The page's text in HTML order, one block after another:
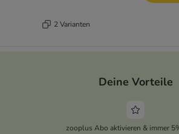
2 Varianten
Deine Vorteile
zooplus Abo aktivieren & immer